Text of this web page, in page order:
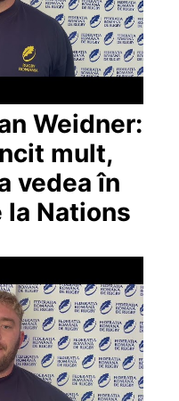
Weidner:
mult,
vedea în
Nations